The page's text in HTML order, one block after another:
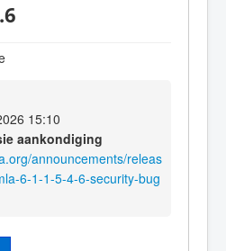
15:10
aankondiging
announcements/releas
6-1-1-5-4-6-security-bug